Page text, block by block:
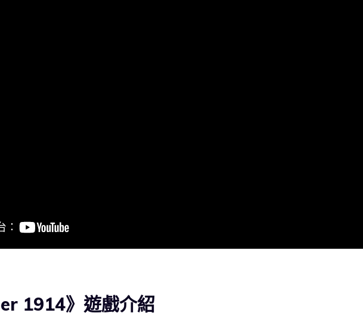
1914》遊戲介紹